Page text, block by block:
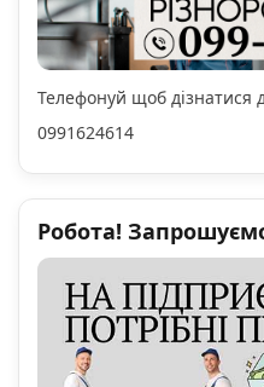
Телефонуй щоб дізнатися
0991624614
Робота!